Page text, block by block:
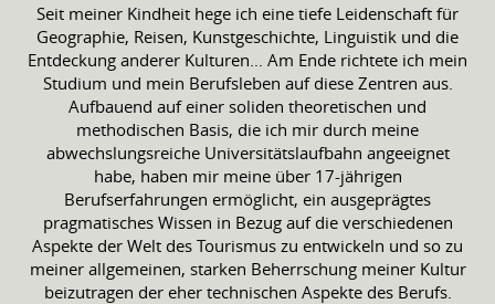
Seit meiner Kindheit hege ich eine tiefe Leidenschaft für
Geographie, Reisen, Kunstgeschichte, Linguistik und die
Entdeckung anderer Kulturen... Am Ende richtete ich mein
Studium und mein Berufsleben auf diese Zentren aus.
Aufbauend auf einer soliden theoretischen und
methodischen Basis, die ich mir durch meine
abwechslungsreiche Universitätslaufbahn angeeignet
habe, haben mir meine über 17-jährigen
Berufserfahrungen ermöglicht, ein ausgeprägtes
pragmatisches Wissen in Bezug auf die verschiedenen
Aspekte der Welt des Tourismus zu entwickeln und so zu
meiner allgemeinen, starken Beherrschung meiner Kultur
beizutragen der eher technischen Aspekte des Berufs.